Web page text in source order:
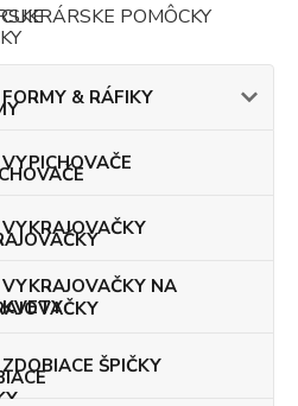
CUKRÁRSKE POMÔCKY
FORMY & RÁFIKY
VYPICHOVAČE
VYKRAJOVAČKY
VYKRAJOVAČKY NA
KVETY
ZDOBIACE ŠPIČKY